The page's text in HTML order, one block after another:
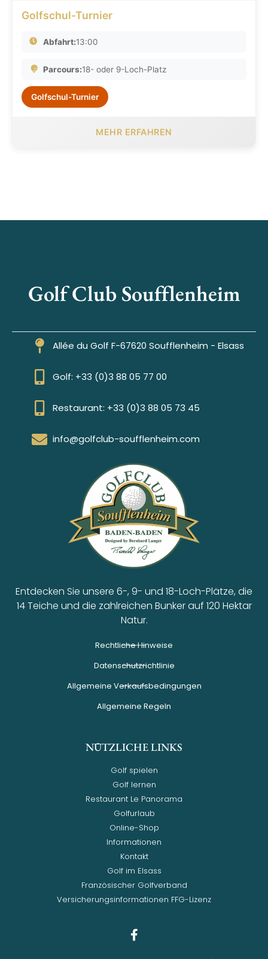
Golfschul-Turnier
Abfahrt:13:00
Parcours:18- oder 9-Loch-Platz
Golfschul-Turnier
MEHR ERFAHREN
Golf Club Soufflenheim
Allée du Golf F-67620 Soufflenheim - Elsass
Golf: +33 (0)3 88 05 77 00
Restaurant: +33 (0)3 88 05 73 45
info@golfclub-soufflenheim.com
Entdecken Sie unsere 6-, 9- und 18-Loch-Plätze, die
14 Teiche und die zahlreichen Bunker auf 120 Hektar
Natur.
Rechtliche Hinweise
Datenschutzrichtlinie
Allgemeine Verkaufsbedingungen
Allgemeine Regeln
NÜTZLICHE LINKS
Golf spielen
Golf lernen
Restaurant Le Panorama
Golfurlaub
Online-Shop
Informationen
Kontakt
Golf im Elsass
Französischer Golfverband
Versicherungsinformationen FFG-Lizenz